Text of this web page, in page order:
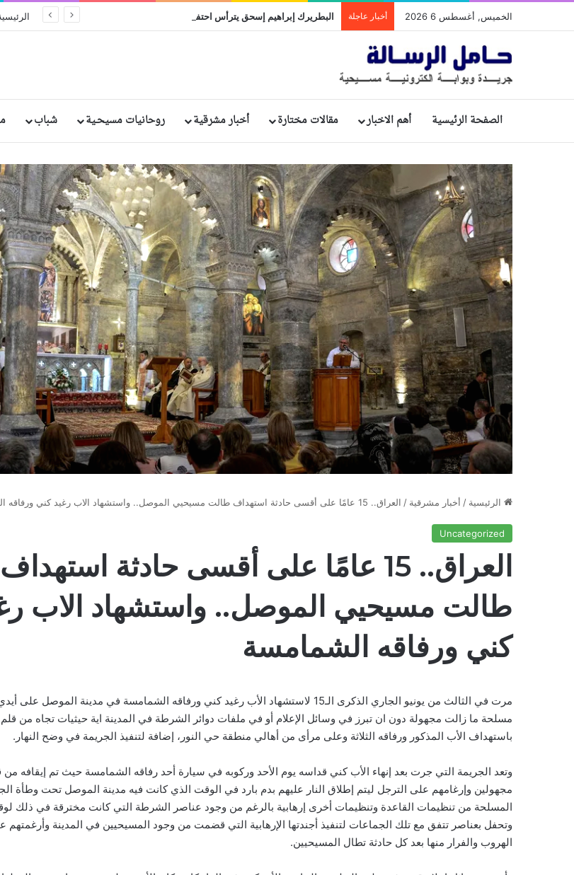
الخميس, أغسطس 6 2026 أخبار عاجلة
الصفحة الرئيسية أهم الاخبار مقالات مختارة أخبار مشرقية روحانيات مسيحـية شباب
الرئيسية / أخبار مشرقية / العراق.. 15 عامًا على أقسى حادثة استهداف طالت مسيحيي الموصل.. واستشهاد الاب رغيد كني ورفاقه الشمامسة
Uncategorized
العراق.. 15 عامًا على أقسى حادثة استهداف
طالت مسيحيي الموصل.. واستشهاد الاب
كني ورفاقه الشمامسة
مرت في الثالث من يونيو الجاري الذكرى الـ15 لاستشهاد الأب رغيد كني ورفاقه الشمامسة في مدينة الموصل
مسلحة ما زالت مجهولة دون ان تبرز في وسائل الإعلام أو في ملفات دوائر الشرطة في المدينة اية حيثيات تجاه من قلم
باستهداف الأب المذكور ورفاقه الثلاثة وعلى مرأى من أهالي منطقة حي النور، إضافة لتنفيذ الجريمة في وضح النهار.
وتعد الجريمة التي جرت بعد إنهاء الأب كني قداسه يوم الأحد وركوبه في سيارة أحد رفاقه الشمامسة حيث تم إيقافه من
مجهولين وإرغامهم على الترجل ليتم إطلاق النار عليهم بدم بارد في الوقت الذي كانت فيه مدينة الموصل تحت وطأة
المسلحة من تنظيمات القاعدة وتنظيمات أخرى إرهابية بالرغم من وجود عناصر الشرطة التي كانت مخترقة في ذلك
وتحفل بعناصر تتفق مع تلك الجماعات لتنفيذ أجندتها الإرهابية التي قضمت من وجود المسيحيين في المدينة وأرغمتهم
الهروب والفرار منها بعد كل حادثة تطال المسيحيين.